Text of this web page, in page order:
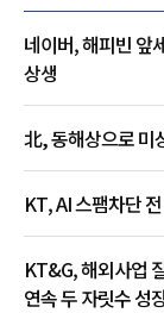
네이버, 해피빈 앞
상생
北, 동해상으로
KT, AI 스팸차단
KT&G, 해외사업
연속 두 자릿수 성